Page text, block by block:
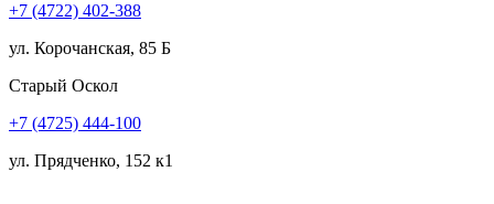
+7 (4722) 402-388
ул. Корочанская, 85 Б
Старый Оскол
+7 (4725) 444-100
ул. Прядченко, 152 к1